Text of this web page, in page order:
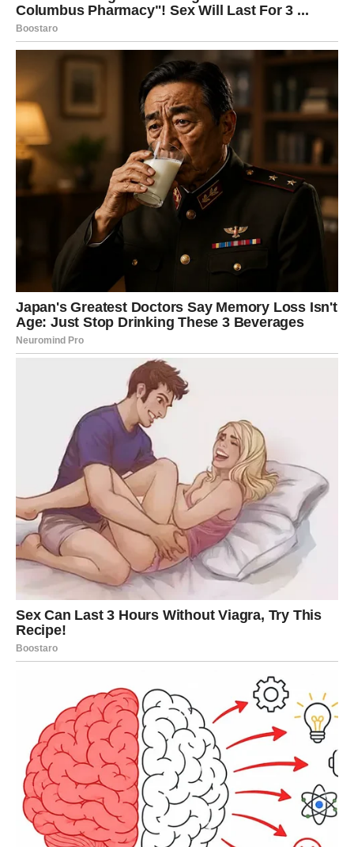
Moguće je poznanstvo koje potpuno mijenja vaš pogled
na život.
Sudbina vam sprema veliko
iznenađenje
Pred vama su veoma uzbudljivi trenuci.
Rakovi su među najvećim miljenicima indijske astrologije
Poslije mnogo tuge dolazi sreća koja vam vraća vjeru u
život i ljubav.
Karma vam vraća ono što
zaslužujete
Pred vama su veoma nježni i sretni trenuci.
LAV
Lavovima dolazi veliki poslovni i finansijski uspjeh.
Sve ono što ste dugo gradili sada konačno počinje
donositi ozbiljne rezultate.
Zvijezde vam otvaraju vrata
bogatstva
Pred vama su veoma uspješni dani.